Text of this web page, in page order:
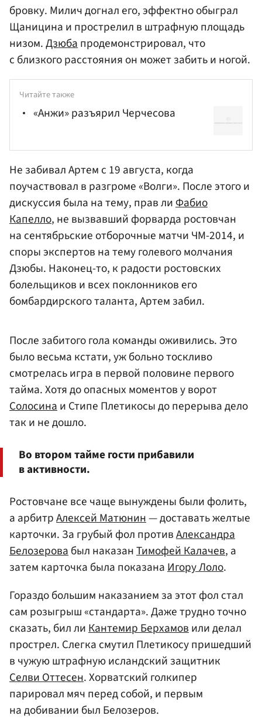
бровку. Милич догнал его, эффектно обыграл
Щаницина и прострелил в штрафную площадь
низом.Дзюбапродемонстрировал, что
с близкого расстояния он может забить и ногой.
Читайте также
«Анжи» разъярил Черчесова
Не забивал Артем с 19 августа, когда
поучаствовал в разгроме «Волги». После этого и
дискуссия была на тему, прав лиФабио
Капелло, не вызвавший форварда ростовчан
на сентябрьские отборочные матчи ЧМ-2014, и
споры экспертов на тему голевого молчания
Дзюбы. Наконец-то, к радости ростовских
болельщиков и всех поклонников его
бомбардирского таланта, Артем забил.
После забитого гола команды оживились. Это
было весьма кстати, уж больно тоскливо
смотрелась игра в первой половине первого
тайма. Хотя до опасных моментов у ворот
Солосинаи Стипе Плетикосы до перерыва дело
так и не дошло.
Во втором тайме гости прибавили
в активности.
Ростовчане все чаще вынуждены были фолить,
а арбитрАлексей Матюнин— доставать желтые
карточки. За грубый фол противАлександра
Белозеровабыл наказанТимофей Калачев, а
затем карточка была показанаИгору Лоло.
Гораздо большим наказанием за этот фол стал
сам розыгрыш «стандарта». Даже трудно точно
сказать, бил ли Кантемир Берхамов или делал
прострел. Слегка смутил Плетикосу пришедший
в чужую штрафную исландский защитник
Селви Оттесен. Хорватский голкипер
парировал мяч перед собой, и первым
на добивании был Белозеров.